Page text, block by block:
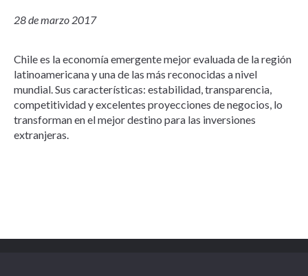
28 de marzo 2017
Chile es la economía emergente mejor evaluada de la región
latinoamericana y una de las más reconocidas a nivel
mundial. Sus características: estabilidad, transparencia,
competitividad y excelentes proyecciones de negocios, lo
transforman en el mejor destino para las inversiones
extranjeras.